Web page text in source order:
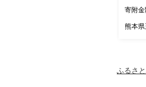
ん 柑
ん ミ
寄附金
熊本
ふるさ